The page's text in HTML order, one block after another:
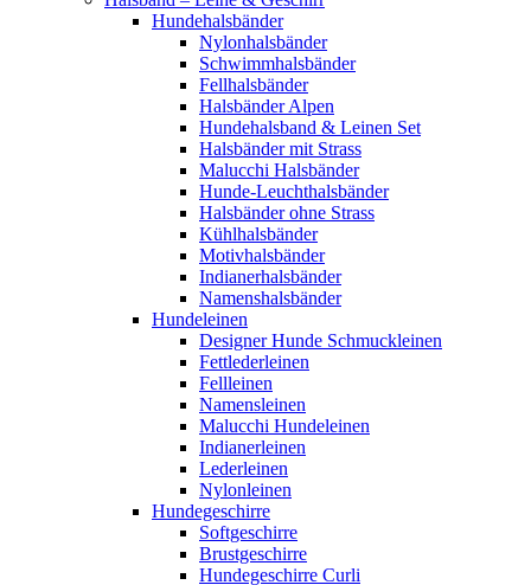
Hundehalsbänder
Nylonhalsbänder
Schwimmhalsbänder
Fellhalsbänder
Halsbänder Alpen
Hundehalsband & Leinen Set
Halsbänder mit Strass
Malucchi Halsbänder
Hunde-Leuchthalsbänder
Halsbänder ohne Strass
Kühlhalsbänder
Motivhalsbänder
Indianerhalsbänder
Namenshalsbänder
Hundeleinen
Designer Hunde Schmuckleinen
Fettlederleinen
Fellleinen
Namensleinen
Malucchi Hundeleinen
Indianerleinen
Lederleinen
Nylonleinen
Hundegeschirre
Softgeschirre
Brustgeschirre
Hundegeschirre Curli